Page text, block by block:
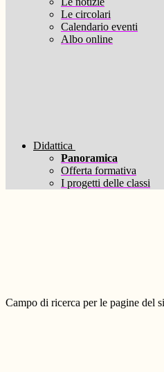
Le circolari
Calendario eventi
Albo online
Didattica
Panoramica
Offerta formativa
I progetti delle classi
Campo di ricerca per le pagine del